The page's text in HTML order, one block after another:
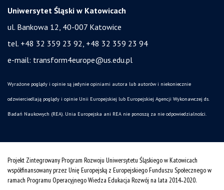
Uniwersytet Śląski w Katowicach
ul. Bankowa 12, 40-007 Katowice
tel. +48 32 359 23 92, +48 32 359 23 94
e-mail: transform4europe@us.edu.pl
Wyrażone poglądy i opinie są jedynie opiniami autora lub autorów i niekoniecznie
odzwierciedlają poglądy i opinie Unii Europejskiej lub Europejskiej Agencji Wykonawczej ds.
Badań Naukowych (REA). Unia Europejska ani REA nie ponoszą za nie odpowiedzialności.
Projekt Zintegrowany Program Rozwoju Uniwersytetu Śląskiego w Katowicach
współfinansowany przez Unię Europejską z Europejskiego Funduszu Społecznego w
ramach Programu Operacyjnego Wiedza Edukacja Rozwój na lata 2014˗2020.